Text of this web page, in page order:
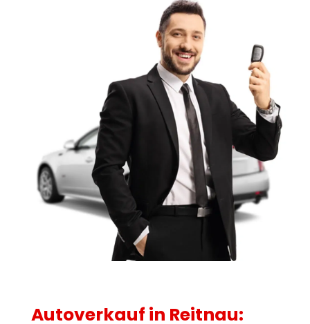
Autoverkauf in Reitnau: